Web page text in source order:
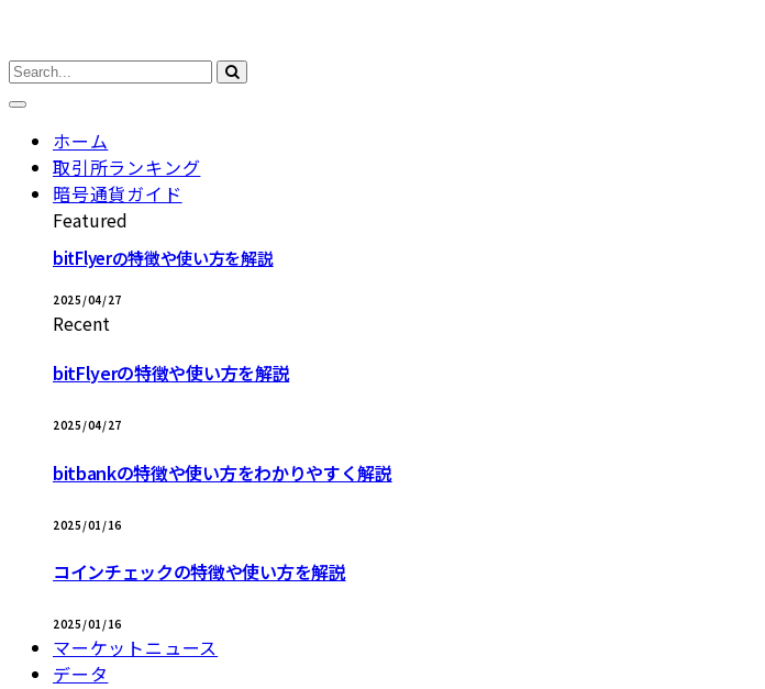
ホーム
取引所ランキング
暗号通貨ガイド
Featured
bitFlyerの特徴や使い方を解説
2025/04/27
Recent
bitFlyerの特徴や使い方を解説
2025/04/27
bitbankの特徴や使い方をわかりやすく解説
2025/01/16
コインチェックの特徴や使い方を解説
2025/01/16
マーケットニュース
データ